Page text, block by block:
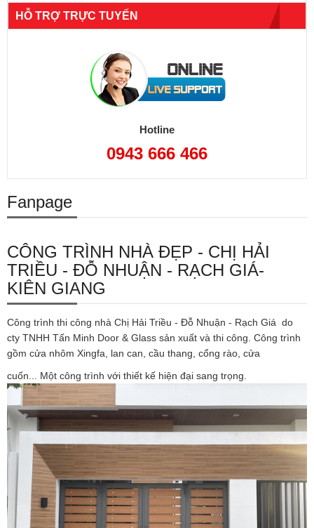
HỖ TRỢ TRỰC TUYẾN
Hotline
0943 666 466
Fanpage
CÔNG TRÌNH NHÀ ĐẸP - CHỊ HẢI
TRIỀU - ĐỖ NHUẬN - RẠCH GIÁ-
KIÊN GIANG
Công trình thi công nhà Chị Hải Triều - Đỗ Nhuận - Rạch Giá do
cty TNHH Tấn Minh Door & Glass sản xuất và thi công. Công trình
gồm cửa nhôm Xingfa, lan can, cầu thang, cổng rào, cửa
cuốn... Một công trình với thiết kế hiện đại sang trọng.